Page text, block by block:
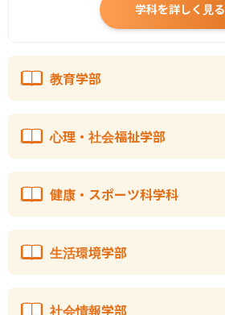
学科を詳しく見る
教育学部
心理・社会福祉学部
健康・スポーツ科学科
生活環境学部
社会情報学部